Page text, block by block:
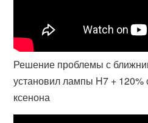
Решение проблемы с
установил лампы H7 + 120%
ксенона